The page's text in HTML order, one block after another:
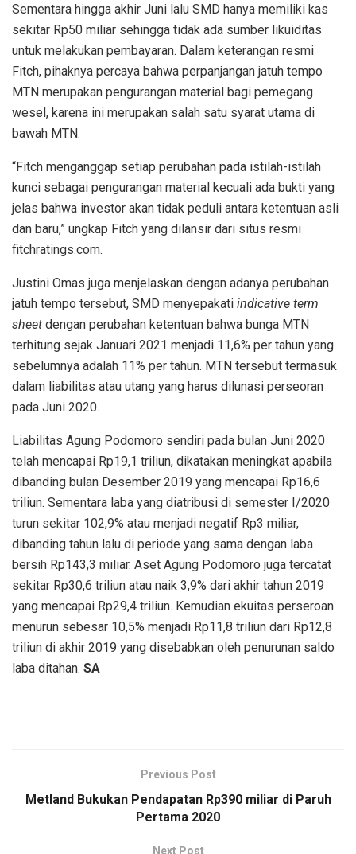
Sementara hingga akhir Juni lalu SMD hanya memiliki kas
sekitar Rp50 miliar sehingga tidak ada sumber likuiditas
untuk melakukan pembayaran. Dalam keterangan resmi
Fitch, pihaknya percaya bahwa perpanjangan jatuh tempo
MTN merupakan pengurangan material bagi pemegang
wesel, karena ini merupakan salah satu syarat utama di
bawah MTN.
“Fitch menganggap setiap perubahan pada istilah-istilah
kunci sebagai pengurangan material kecuali ada bukti yang
jelas bahwa investor akan tidak peduli antara ketentuan asli
dan baru,” ungkap Fitch yang dilansir dari situs resmi
fitchratings.com.
Justini Omas juga menjelaskan dengan adanya perubahan
jatuh tempo tersebut, SMD menyepakati indicative term
sheet dengan perubahan ketentuan bahwa bunga MTN
terhitung sejak Januari 2021 menjadi 11,6% per tahun yang
sebelumnya adalah 11% per tahun. MTN tersebut termasuk
dalam liabilitas atau utang yang harus dilunasi perseoran
pada Juni 2020.
Liabilitas Agung Podomoro sendiri pada bulan Juni 2020
telah mencapai Rp19,1 triliun, dikatakan meningkat apabila
dibanding bulan Desember 2019 yang mencapai Rp16,6
triliun. Sementara laba yang diatribusi di semester I/2020
turun sekitar 102,9% atau menjadi negatif Rp3 miliar,
dibanding tahun lalu di periode yang sama dengan laba
bersih Rp143,3 miliar. Aset Agung Podomoro juga tercatat
sekitar Rp30,6 triliun atau naik 3,9% dari akhir tahun 2019
yang mencapai Rp29,4 triliun. Kemudian ekuitas perseroan
menurun sebesar 10,5% menjadi Rp11,8 triliun dari Rp12,8
triliun di akhir 2019 yang disebabkan oleh penurunan saldo
laba ditahan. SA
Previous Post
Metland Bukukan Pendapatan Rp390 miliar di Paruh
Pertama 2020
Next Post